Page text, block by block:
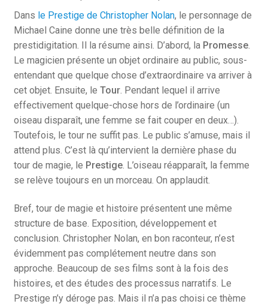
Dans le Prestige de Christopher Nolan, le personnage de
Michael Caine donne une très belle définition de la
prestidigitation. Il la résume ainsi. D’abord, la Promesse.
Le magicien présente un objet ordinaire au public, sous-
entendant que quelque chose d’extraordinaire va arriver à
cet objet. Ensuite, le Tour. Pendant lequel il arrive
effectivement quelque-chose hors de l’ordinaire (un
oiseau disparaît, une femme se fait couper en deux…).
Toutefois, le tour ne suffit pas. Le public s’amuse, mais il
attend plus. C’est là qu’intervient la dernière phase du
tour de magie, le Prestige. L’oiseau réapparaît, la femme
se relève toujours en un morceau. On applaudit.
Bref, tour de magie et histoire présentent une même
structure de base. Exposition, développement et
conclusion. Christopher Nolan, en bon raconteur, n’est
évidemment pas complétement neutre dans son
approche. Beaucoup de ses films sont à la fois des
histoires, et des études des processus narratifs. Le
Prestige n’y déroge pas. Mais il n’a pas choisi ce thème